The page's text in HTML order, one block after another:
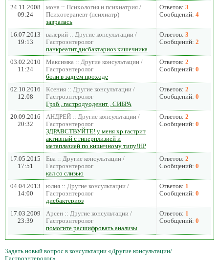
24.11.2008
09:24
мона :: Психология и психиатрия /
Психотерапевт (психиатр)
завралась
Ответов: 3
Сообщений: 4
16.07.2013
19:13
валерий :: Другие консультации /
Гастроэнтеролог
панкреатит,дисбактариоз кишечника
Ответов: 3
Сообщений: 2
03.02.2010
11:24
Максимка :: Другие консультации /
Гастроэнтеролог
боли в задгем проходе
Ответов: 2
Сообщений: 0
02.10.2016
12:08
Ксения :: Другие консультации /
Гастроэнтеролог
Грэб , гастродуоденит , СИБРА
Ответов: 2
Сообщений: 0
20.09.2016
20:32
АНДРЕЙ :: Другие консультации /
Гастроэнтеролог
ЗДРАВСТВУЙТЕ! у меня хр.гастрит
активный с гиперплизией и
метаплазией по кишечному типу!HP
Ответов: 2
Сообщений: 0
17.05.2015
17:51
Ева :: Другие консультации /
Гастроэнтеролог
кал со слизью
Ответов: 2
Сообщений: 0
04.04.2013
14:00
юлия :: Другие консультации /
Гастроэнтеролог
дисбактериоз
Ответов: 1
Сообщений: 0
17.03.2009
23:39
Арсен :: Другие консультации /
Гастроэнтеролог
помогите расшифровать анализы
Ответов: 1
Сообщений: 0
Задать новый вопрос в консультации «Другие консультации/
Гастроэнтеролог»